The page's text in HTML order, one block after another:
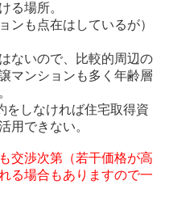
る場所。
ンも点在はしているが）
ないので、比較的周辺の
マンションも多く年齢層
をしなければ住宅取得資
用できない。
交渉次第（若干価格が高
る場合もありますので一